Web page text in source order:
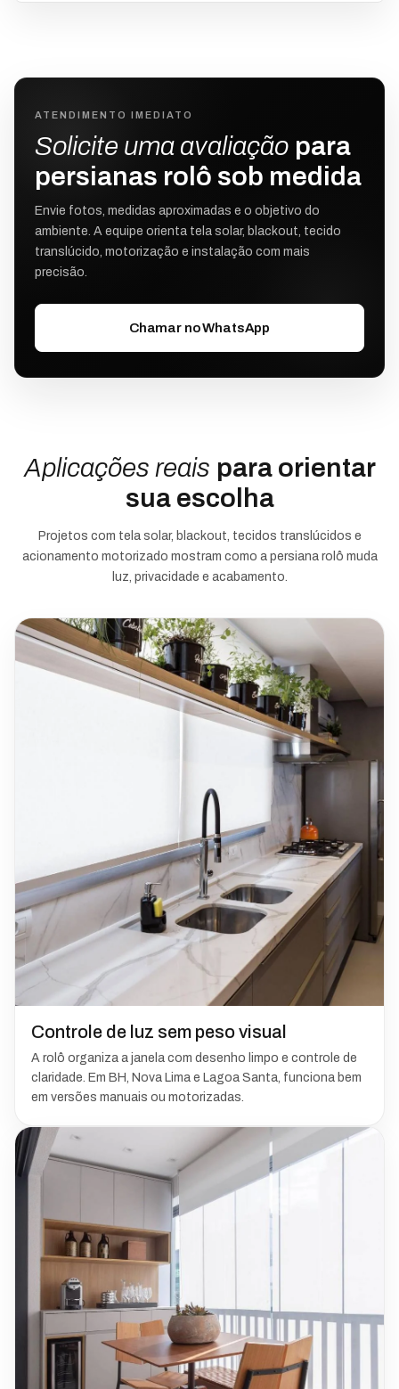
ATENDIMENTO IMEDIATO
Solicite uma avaliação para
persianas rolô sob medida
Envie fotos, medidas aproximadas e o objetivo do
ambiente. A equipe orienta tela solar, blackout, tecido
translúcido, motorização e instalação com mais
precisão.
Chamar no WhatsApp
Aplicações reais para orientar
sua escolha
Projetos com tela solar, blackout, tecidos translúcidos e
acionamento motorizado mostram como a persiana rolô muda
luz, privacidade e acabamento.
Controle de luz sem peso visual
A rolô organiza a janela com desenho limpo e controle de
claridade. Em BH, Nova Lima e Lagoa Santa, funciona bem
em versões manuais ou motorizadas.